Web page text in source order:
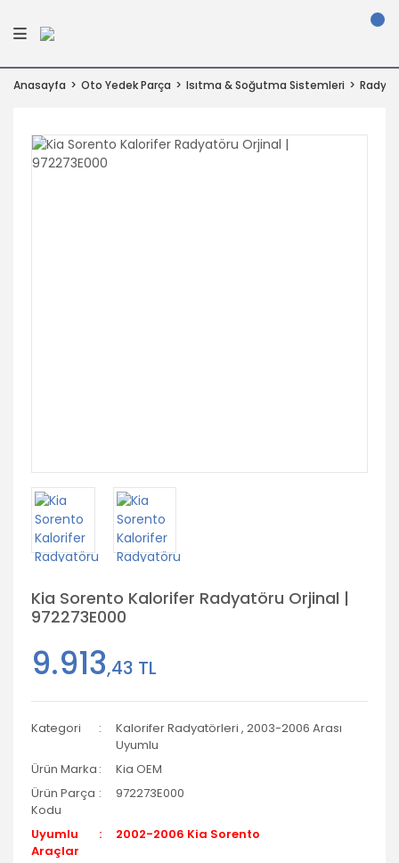
Anasayfa Oto Yedek Parça Isıtma & Soğutma Sistemleri
Kia Sorento Kalorifer Radyatöru Orjinal |
972273E000
9.913,43 TL
Kategori Kalorifer Radyatörleri , 2003-2006 Arası
Uyumlu
Ürün Marka
Kia OEM
Ürün Parça
Kodu
972273E000
Uyumlu
Araçlar
2002-2006 Kia Sorento